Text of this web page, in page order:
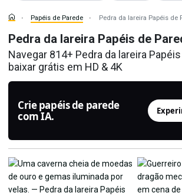
Papéis de Parede Pedra da lareira Papéis de
Pedra da lareira Papéis de
Navegar 814+ Pedra da lareira
baixar grátis em HD & 4K
Crie papéis de parede
com IA.